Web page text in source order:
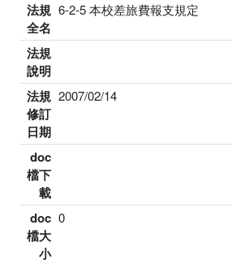
法規
全名
6-2-5 本校差旅費報支規定
法規
說明
法規
修訂
日期
2007/02/14
doc
檔下
載
doc
檔大
小
0